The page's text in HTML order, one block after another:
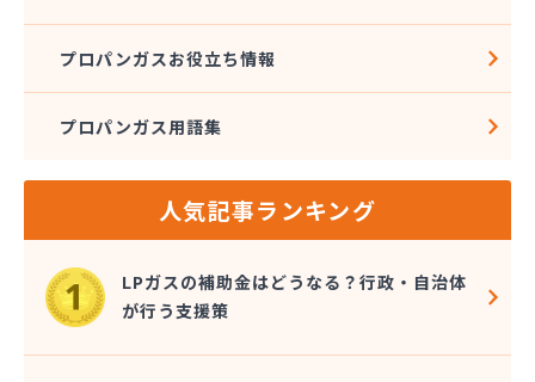
プロパンガスお役立ち情報
プロパンガス用語集
人気記事ランキング
LPガスの補助金はどうなる？行政・自治体
が行う支援策